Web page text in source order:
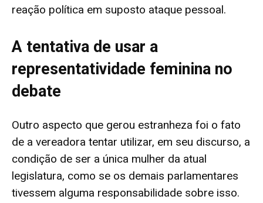
reação política em suposto ataque pessoal.
A tentativa de usar a
representatividade feminina no
debate
Outro aspecto que gerou estranheza foi o fato
de a vereadora tentar utilizar, em seu discurso, a
condição de ser a única mulher da atual
legislatura, como se os demais parlamentares
tivessem alguma responsabilidade sobre isso.